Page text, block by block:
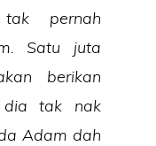
pernah
Satu juta
berikan
tak nak
Adam dah